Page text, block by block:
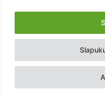
Copyright © 2026 UAB
Kontaktai Prenumerata